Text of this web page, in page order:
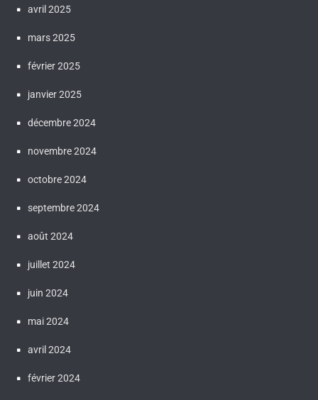
avril 2025
mars 2025
février 2025
janvier 2025
décembre 2024
novembre 2024
octobre 2024
septembre 2024
août 2024
juillet 2024
juin 2024
mai 2024
avril 2024
février 2024